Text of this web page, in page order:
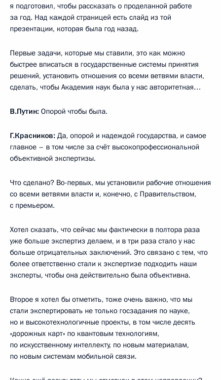
я подготовил, чтобы рассказать о проделанной работе
за год. Над каждой страницей есть слайд из той
презентации, которая была год назад.
Первые задачи, которые мы ставили, это как можно
быстрее вписаться в государственные системы принятия
решений, установить отношения со всеми ветвями власти,
сделать, чтобы Академия наук была у нас авторитетная…
В.Путин: Опорой чтобы была.
Г.Красников: Да, опорой и надеждой государства, и самое
главное – в том числе за счёт высокопрофессиональной
объективной экспертизы.
Что сделано? Во-первых, мы установили рабочие отношения
со всеми ветвями власти и, конечно, с Правительством,
с премьером.
Хотел сказать, что сейчас мы фактически в полтора раза
уже больше экспертиз делаем, и в три раза стало у нас
больше отрицательных заключений. Это связано с тем, что
более ответственно стали к экспертизе подходить наши
эксперты, чтобы она действительно была объективна.
Второе я хотел бы отметить, тоже очень важно, что мы
стали экспертировать не только госзадания по науке,
но и высокотехнологичные проекты, в том числе десять
«дорожных карт» по квантовым технологиям,
по искусственному интеллекту, по новым материалам,
по новым системам мобильной связи.